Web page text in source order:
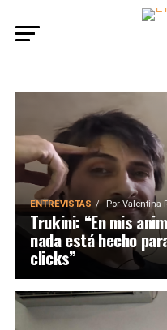
ENTREVISTAS Por Valentina
Trukini: “En mis
nada está hecho
clicks”